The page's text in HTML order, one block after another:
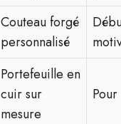
Couteau forgé
personnalisé
Portefeuille en
cuir sur
mesure